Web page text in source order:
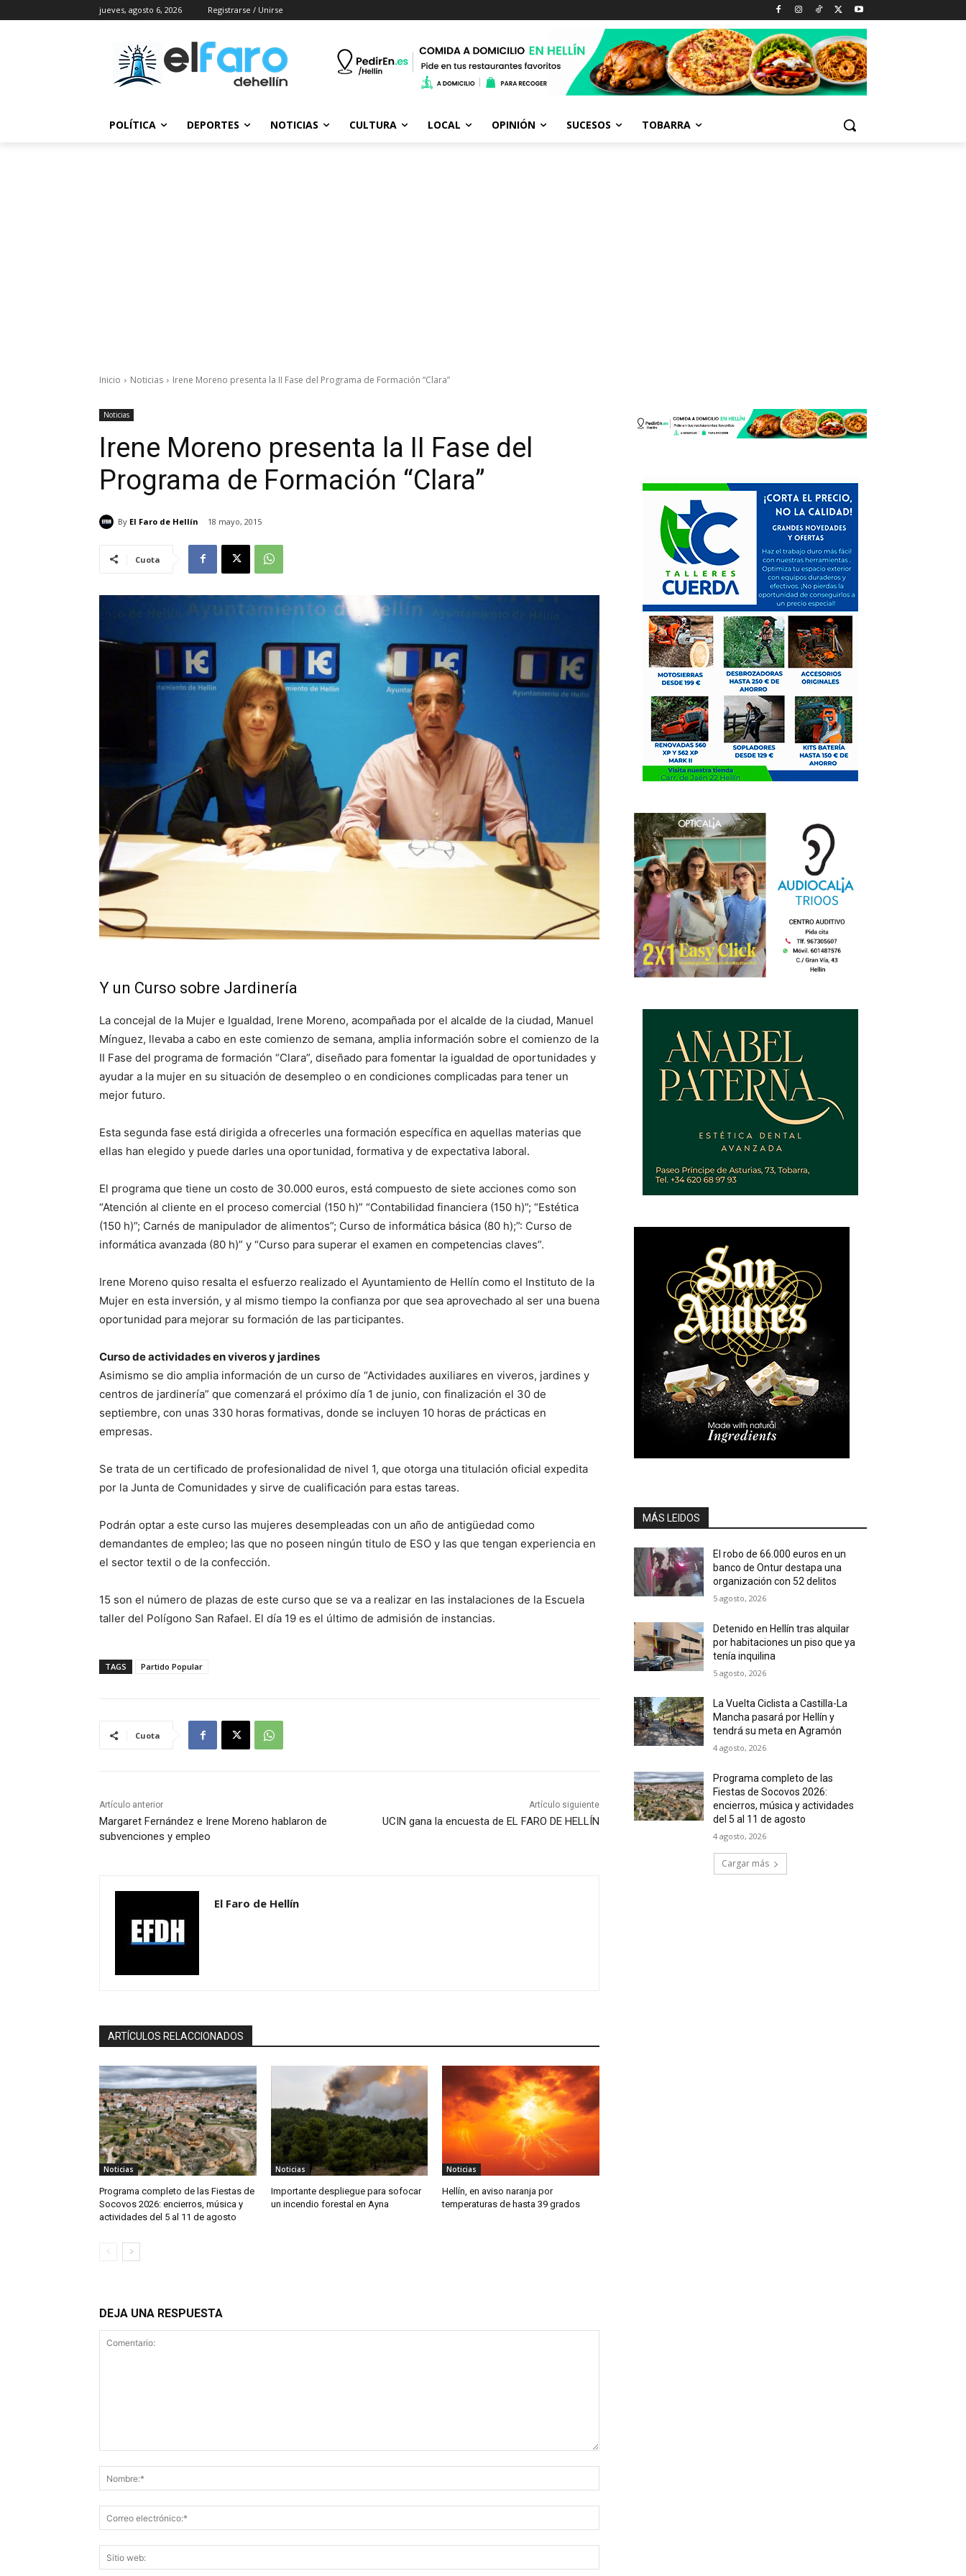
jueves, agosto 6, 2026 Registrarse / Unirse
POLÍTICA DEPORTES NOTICIAS CULTURA LOCAL OPINIÓN SUCESOS TOBARRA
Inicio Noticias Irene Moreno presenta la II Fase del Programa de Formación “Clara”
Noticias
Irene Moreno presenta la II Fase del
Programa de Formación “Clara”
By El Faro de Hellín 18 mayo, 2015
Cuota
Y un Curso sobre Jardinería
La concejal de la Mujer e Igualdad, Irene Moreno, acompañada por el alcalde de la ciudad, Manuel
Mínguez, llevaba a cabo en este comienzo de semana, amplia información sobre el comienzo de la
II Fase del programa de formación “Clara”, diseñado para fomentar la igualdad de oportunidades y
ayudar a la mujer en su situación de desempleo o en condiciones complicadas para tener un
mejor futuro.
Esta segunda fase está dirigida a ofrecerles una formación específica en aquellas materias que
ellas han elegido y puede darles una oportunidad, formativa y de expectativa laboral.
El programa que tiene un costo de 30.000 euros, está compuesto de siete acciones como son
“Atención al cliente en el proceso comercial (150 h)” “Contabilidad financiera (150 h)”; “Estética
(150 h)”; Carnés de manipulador de alimentos”; Curso de informática básica (80 h);”: Curso de
informática avanzada (80 h)” y “Curso para superar el examen en competencias claves”.
Irene Moreno quiso resalta el esfuerzo realizado el Ayuntamiento de Hellín como el Instituto de la
Mujer en esta inversión, y al mismo tiempo la confianza por que sea aprovechado al ser una buena
oportunidad para mejorar su formación de las participantes.
Curso de actividades en viveros y jardines
Asimismo se dio amplia información de un curso de “Actividades auxiliares en viveros, jardines y
centros de jardinería” que comenzará el próximo día 1 de junio, con finalización el 30 de
septiembre, con unas 330 horas formativas, donde se incluyen 10 horas de prácticas en
empresas.
Se trata de un certificado de profesionalidad de nivel 1, que otorga una titulación oficial expedita
por la Junta de Comunidades y sirve de cualificación para estas tareas.
Podrán optar a este curso las mujeres desempleadas con un año de antigüedad como
demandantes de empleo; las que no poseen ningún titulo de ESO y las que tengan experiencia en
el sector textil o de la confección.
15 son el número de plazas de este curso que se va a realizar en las instalaciones de la Escuela
taller del Polígono San Rafael. El día 19 es el último de admisión de instancias.
TAGS Partido Popular
Cuota
Artículo anterior
Margaret Fernández e Irene Moreno hablaron de
subvenciones y empleo
Artículo siguiente
UCIN gana la encuesta de EL FARO DE HELLÍN
El Faro de Hellín
ARTÍCULOS RELACCIONADOS
Noticias
Programa completo de las Fiestas de
Socovos 2026: encierros, música y
actividades del 5 al 11 de agosto
Noticias
Importante despliegue para sofocar
un incendio forestal en Ayna
Noticias
Hellín, en aviso naranja por
temperaturas de hasta 39 grados
DEJA UNA RESPUESTA
electrónico:*
web:
MÁS LEIDOS
El robo de 66.000 euros en un
banco de Ontur destapa una
organización con 52 delitos
5 agosto, 2026
Detenido en Hellín tras alquilar
por habitaciones un piso que ya
tenía inquilina
5 agosto, 2026
La Vuelta Ciclista a Castilla-La
Mancha pasará por Hellín y
tendrá su meta en Agramón
4 agosto, 2026
Programa completo de las
Fiestas de Socovos 2026:
encierros, música y actividades
del 5 al 11 de agosto
4 agosto, 2026
Cargar más